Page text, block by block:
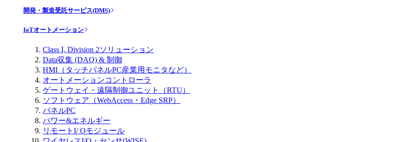
開発・製造受託サービス(DMS)
IoTオートメーション
Class I, Division 2ソリューション
Data収集 (DAQ) & 制御
HMI（タッチパネルPC産業用モニタなど）
オートメーションコントローラ
ゲートウェイ・遠隔制御ユニット（RTU）
ソフトウェア（WebAccess・Edge SRP）
パネルPC
パワー&エネルギー
リモートI/ Oモジュール